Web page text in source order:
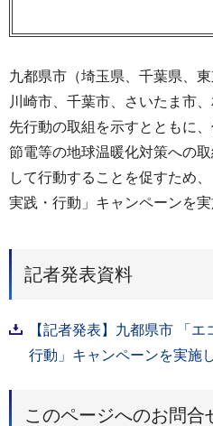
九都県市（埼玉県、千葉県、
川崎市、千葉市、さいたま市
先行動の取組を示すとともに
節電等の地球温暖化対策への
して行動することを促すため
実践・行動」キャンペーンを実
記者発表資料
【記者発表】九都県市 「
行動」キャンペーンを実施
このページへのお問合